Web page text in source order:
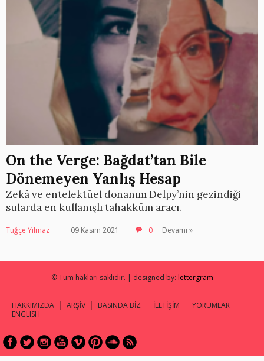
On the Verge: Bağdat’tan Bile
Dönemeyen Yanlış Hesap
Zekâ ve entelektüel donanım Delpy’nin gezindiği
sularda en kullanışlı tahakküm aracı.
Tuğçe Yılmaz 09 Kasım 2021 0 Devamı »
© Tüm hakları saklıdır. | designed by: lettergram
HAKKIMIZDA ARŞİV BASINDA BİZ İLETİŞİM
YORUMLAR
ENGLISH